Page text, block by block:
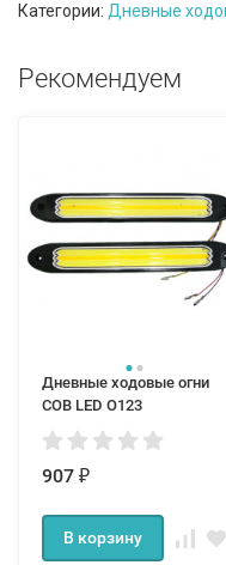
Категории: Дневные
Рекомендуем
Дневные ходовые огни
COB LED O123
907 ₽
В корзину